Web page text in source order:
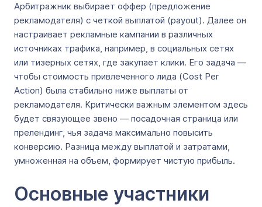
Арбитражник выбирает оффер (предложение
рекламодателя) с четкой выплатой (payout). Далее он
настраивает рекламные кампании в различных
источниках трафика, например, в социальных сетях
или тизерных сетях, где закупает клики. Его задача —
чтобы стоимость привлеченного лида (Cost Per
Action) была стабильно ниже выплаты от
рекламодателя. Критически важным элементом здесь
будет связующее звено — посадочная страница или
прелендинг, чья задача максимально повысить
конверсию. Разница между выплатой и затратами,
умноженная на объем, формирует чистую прибыль.
Основные участники